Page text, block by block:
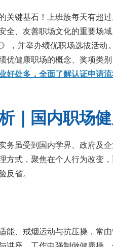
关键基石！上班族每天有超
全、友善职场文化的重要场
，并举办绩优职场选拔活
优健康职场的概念、奖项类
好处多，全面了解认证申请流
｜国内职场
务虽受到国内学界、政府及
方式，聚焦在个人行为改变
省。
能、戒烟运动与抗压操，常